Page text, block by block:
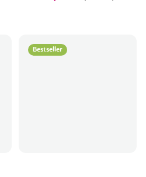
Bestseller